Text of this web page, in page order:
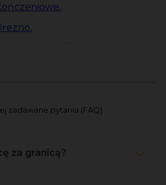
,
,
zadawane pytania (FAQ)
za granicą?